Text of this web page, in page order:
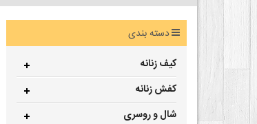
دسته بندی
کیف زنانه
کفش زنانه
شال و روسری